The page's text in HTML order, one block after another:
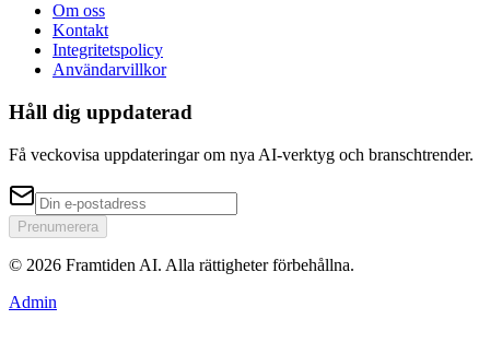
Om oss
Kontakt
Integritetspolicy
Användarvillkor
Håll dig uppdaterad
Få veckovisa uppdateringar om nya AI-verktyg och branschtrender.
Prenumerera
© 2026 Framtiden AI. Alla rättigheter förbehållna.
Admin